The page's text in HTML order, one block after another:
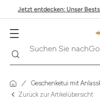
Jetzt entdecken: Unser
Suchen Sie nach
Geschenketui mit
Zurück zur Artikelübersicht